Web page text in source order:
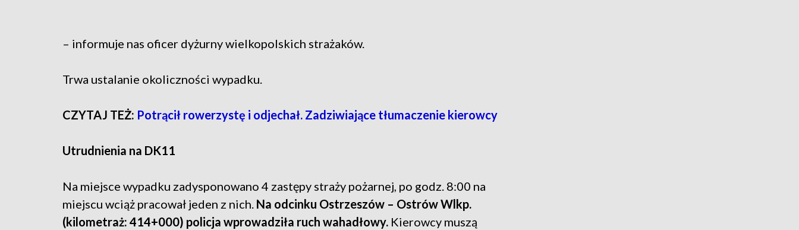
– informuje nas oficer dyżurny wielkopolskich strażaków.
Trwa ustalanie okoliczności wypadku.
CZYTAJ TEŻ: Potrącił rowerzystę i odjechał. Zadziwiające tłumaczenie kierowcy
Utrudnienia na DK11
Na miejsce wypadku zadysponowano 4 zastępy straży pożarnej, po godz. 8:00 na
miejscu wciąż pracował jeden z nich. Na odcinku Ostrzeszów – Ostrów Wlkp.
(kilometraż: 414+000) policja wprowadziła ruch wahadłowy. Kierowcy muszą